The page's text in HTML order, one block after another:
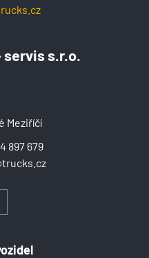
s.r.o.
897 679
Meziříčí